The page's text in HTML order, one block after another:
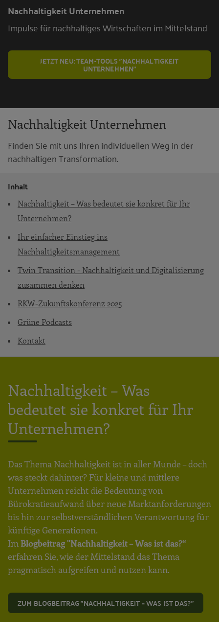
Nachhaltigkeit Unternehmen
Impulse für nachhaltiges Wirtschaften im Mittelstand
JETZT NEU: TEAM-TOOLS "NACHHALTIGKEIT
UNTERNEHMEN"
Nachhaltigkeit Unternehmen
Finden Sie mit uns Ihren individuellen Weg in der
nachhaltigen Transformation.
Inhalt
Nachhaltigkeit – Was bedeutet sie konkret für Ihr
Unternehmen?
Ihr einfacher Einstieg ins
Nachhaltigkeitsmanagement
Twin Transition - Nachhaltigkeit und Digitalisierung
zusammen denken
RKW-Zukunftskonferenz 2025
Grüne Podcasts
Kontakt
Nachhaltigkeit – Was
bedeutet sie konkret für Ihr
Unternehmen?
Das Thema Nachhaltigkeit ist in aller Munde – doch
was steckt dahinter? Für kleine und mittlere
Unternehmen reicht die Bedeutung von
Bürokratieaufwand über neue Marktanforderungen
bis hin zur selbstverständlichen Verantwortung für
künftige Generationen.
ImBlogbeitrag "Nachhaltigkeit – Was ist das?“
erfahren Sie, wie der Mittelstand das Thema
pragmatisch aufgreifen und nutzen kann.
ZUM BLOGBEITRAG "NACHHALTIGKEIT – WAS IST DAS?"